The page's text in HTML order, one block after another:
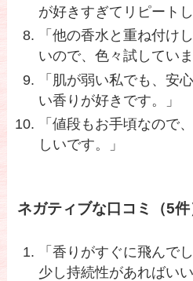
が好きすぎてリピート
「他の香水と重ね付け
いので、色々試していま
「肌が弱い私でも、安
い香りが好きです。」
「値段もお手頃なので
しいです。」
ネガティブな口コミ（5件
「香りがすぐに飛んで
少し持続性があればいい